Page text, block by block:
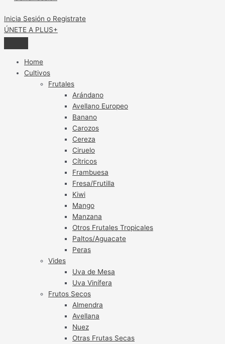
Inicia Sesión o Registrate
ÚNETE A PLUS+
Home
Cultivos
Frutales
Arándano
Avellano Europeo
Banano
Carozos
Cereza
Ciruelo
Cítricos
Frambuesa
Fresa/Frutilla
Kiwi
Mango
Manzana
Otros Frutales Tropicales
Paltos/Aguacate
Peras
Vides
Uva de Mesa
Uva Vinífera
Frutos Secos
Almendra
Avellana
Nuez
Otras Frutas Secas